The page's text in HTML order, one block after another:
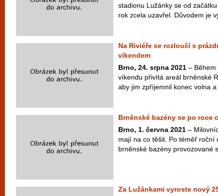
stadionu Lužánky se od
rok zcela uzavřel. Důvodem je
Na Riviéře se rozloučí s
víkendem
Brno, 24. srpna 2021 –
víkendu přivítá areál brněnské
aby jim zpříjemnil konec volna
Brněnské bazény se po roce
Brno, 1. června 2021 –
mají na co těšit. Po téměř roční
brněnské bazény provozované
Za Lužánkami vyroste nový